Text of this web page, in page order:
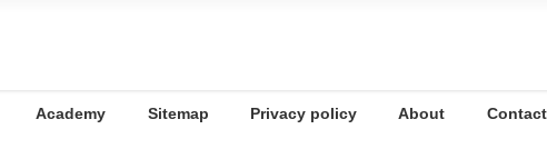
Academy Sitemap Privacy policy About Contact